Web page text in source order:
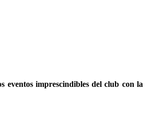
eventos imprescindibles del club con la